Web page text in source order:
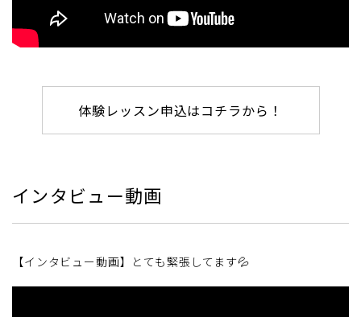
体験レッスン申込はコチラから！
インタビュー動画
【インタビュー動画】とても緊張してます💦